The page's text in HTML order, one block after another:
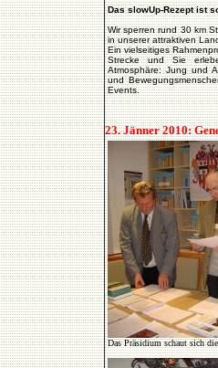
Das slowUp-Rezept ist
Wir sperren rund 30 km
in unserer attraktiven
Ein vielseitiges
Strecke und Sie
Atmosphäre: Jung und
und
Events.
23. Jänner 2010:
Das Präsidium schaut sich